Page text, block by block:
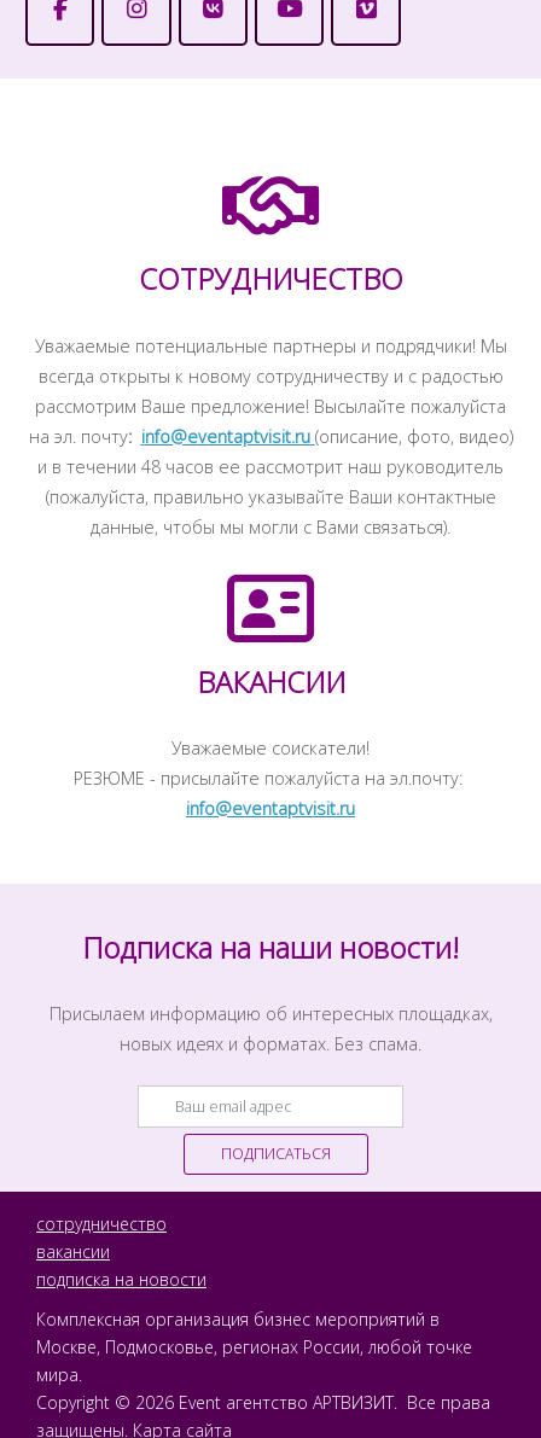
СОТРУДНИЧЕСТВО
Уважаемые потенциальные партнеры и подрядчики! Мы
всегда открыты к новому сотрудничеству и с радостью
рассмотрим Ваше предложение! Высылайте пожалуйста
на эл. почту: info@eventaptvisit.ru (описание, фото, видео)
и в течении 48 часов ее рассмотрит наш руководитель
(пожалуйста, правильно указывайте Ваши контактные
данные, чтобы мы могли с Вами связаться).
ВАКАНСИИ
Уважаемые соискатели!
РЕЗЮМЕ - присылайте пожалуйста на эл.почту:
info@eventaptvisit.ru
Подписка на наши новости!
Присылаем информацию об интересных площадках,
новых идеях и форматах. Без спама.
сотрудничество
вакансии
подписка на новости
Комплексная организация бизнес мероприятий в
Москве, Подмосковье, регионах России, любой точке
мира.
Copyright © 2026 Event агентство АРТВИЗИТ. Все права
защищены. Карта сайта